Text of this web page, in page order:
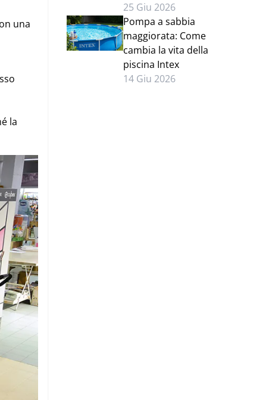
una
la
25 Giu 2026
Pompa a sabbia
maggiorata: Come
cambia la vita della
piscina Intex
14 Giu 2026